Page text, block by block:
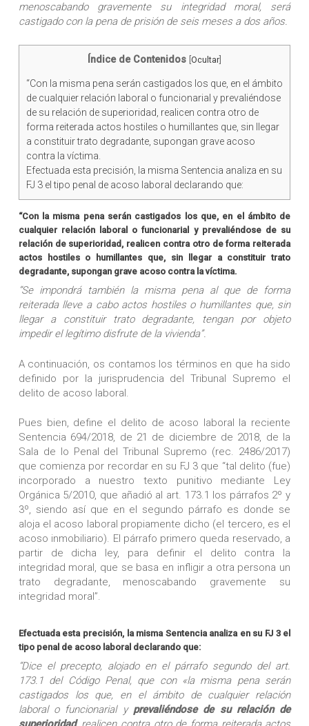
menoscabando gravemente su integridad moral, será
castigado con la pena de prisión de seis meses a dos años.
Índice de Contenidos Ocultar]
“Con la misma pena serán castigados los que, en el ámbito
de cualquier relación laboral o funcionarial y prevaliéndose
de su relación de superioridad, realicen contra otro de
forma reiterada actos hostiles o humillantes que, sin llegar
a constituir trato degradante, supongan grave acoso
contra la víctima.
Efectuada esta precisión, la misma Sentencia analiza en su
FJ 3 el tipo penal de acoso laboral declarando que:
“Con la misma pena serán castigados los que, en el ámbito de
cualquier relación laboral o funcionarial y prevaliéndose de su
relación de superioridad, realicen contra otro de forma reiterada
actos hostiles o humillantes que, sin llegar a constituir trato
degradante, supongan grave acoso contra la víctima.
“Se impondrá también la misma pena al que de forma
reiterada lleve a cabo actos hostiles o humillantes que, sin
llegar a constituir trato degradante, tengan por objeto
impedir el legítimo disfrute de la vivienda”.
A continuación, os contamos los términos en que ha sido
definido por la jurisprudencia del Tribunal Supremo el
delito de acoso laboral.
Pues bien, define el delito de acoso laboral la reciente
Sentencia 694/2018, de 21 de diciembre de 2018, de la
Sala de lo Penal del Tribunal Supremo (rec. 2486/2017)
que comienza por recordar en su FJ 3 que “tal delito (fue)
incorporado a nuestro texto punitivo mediante Ley
Orgánica 5/2010, que añadió al art. 173.1 los párrafos 2º y
3º, siendo así que en el segundo párrafo es donde se
aloja el acoso laboral propiamente dicho (el tercero, es el
acoso inmobiliario). El párrafo primero queda reservado, a
partir de dicha ley, para definir el delito contra la
integridad moral, que se basa en infligir a otra persona un
trato degradante, menoscabando gravemente su
integridad moral”.
Efectuada esta precisión, la misma Sentencia analiza en su FJ 3 el
tipo penal de acoso laboral declarando que:
“Dice el precepto, alojado en el párrafo segundo del art.
173.1 del Código Penal, que con «la misma pena serán
castigados los que, en el ámbito de cualquier relación
laboral o funcionarial y prevaliéndose de su relación de